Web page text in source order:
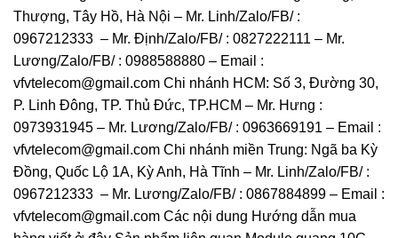
Thượng, Tây Hồ, Hà Nội – Mr. Linh/Zalo/FB/ :
0967212333 – Mr. Định/Zalo/FB/ : 0827222111 – Mr.
Lương/Zalo/FB/ : 0988588880 – Email :
vfvtelecom@gmail.com Chi nhánh HCM: Số 3, Đường 30,
P. Linh Đông, TP. Thủ Đức, TP.HCM – Mr. Hưng :
0973931945 – Mr. Lương/Zalo/FB/ : 0963669191 – Email :
vfvtelecom@gmail.com Chi nhánh miền Trung: Ngã ba Kỳ
Đồng, Quốc Lộ 1A, Kỳ Anh, Hà Tĩnh – Mr. Linh/Zalo/FB/ :
0967212333 – Mr. Lương/Zalo/FB/ : 0867884899 – Email :
vfvtelecom@gmail.com Các nội dung Hướng dẫn mua